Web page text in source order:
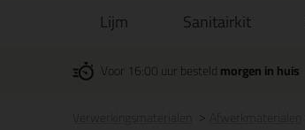
Lijm Sanitairkit
Voor 16:00 uur besteldmorgen in huis